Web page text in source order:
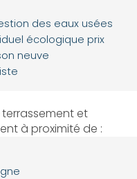
des eaux usées
écologique prix
neuve
terrassement et
à proximité de :